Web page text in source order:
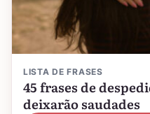
LISTA DE FRASES
45 frases de
deixarão saudades